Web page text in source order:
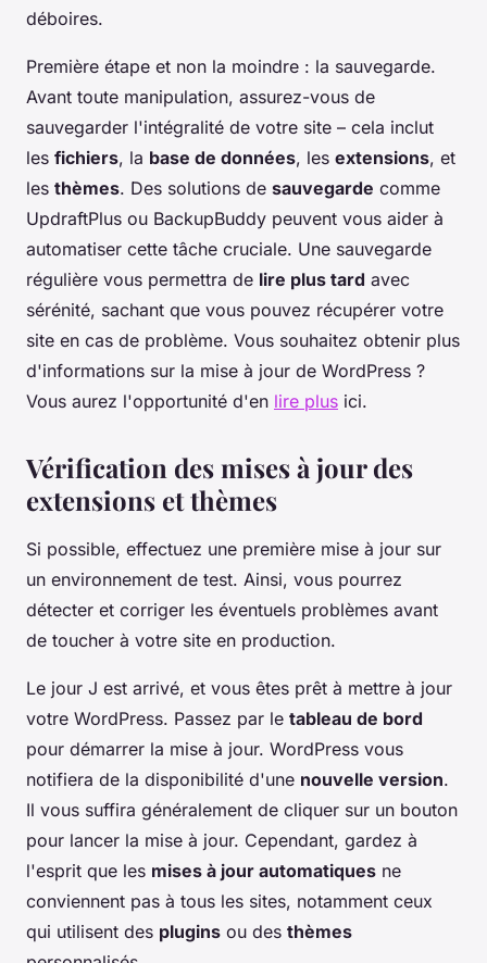
déboires.
Première étape et non la moindre : la sauvegarde.
Avant toute manipulation, assurez-vous de
sauvegarder l'intégralité de votre site – cela inclut
les fichiers, la base de données, les extensions, et
les thèmes. Des solutions de sauvegarde comme
UpdraftPlus ou BackupBuddy peuvent vous aider à
automatiser cette tâche cruciale. Une sauvegarde
régulière vous permettra de lire plus tard avec
sérénité, sachant que vous pouvez récupérer votre
site en cas de problème. Vous souhaitez obtenir plus
d'informations sur la mise à jour de WordPress ?
Vous aurez l'opportunité d'en lire plus ici.
Vérification des mises à jour des
extensions et thèmes
Si possible, effectuez une première mise à jour sur
un environnement de test. Ainsi, vous pourrez
détecter et corriger les éventuels problèmes avant
de toucher à votre site en production.
Le jour J est arrivé, et vous êtes prêt à mettre à jour
votre WordPress. Passez par le tableau de bord
pour démarrer la mise à jour. WordPress vous
notifiera de la disponibilité d'une nouvelle version.
Il vous suffira généralement de cliquer sur un bouton
pour lancer la mise à jour. Cependant, gardez à
l'esprit que les mises à jour automatiques ne
conviennent pas à tous les sites, notamment ceux
qui utilisent des plugins ou des thèmes